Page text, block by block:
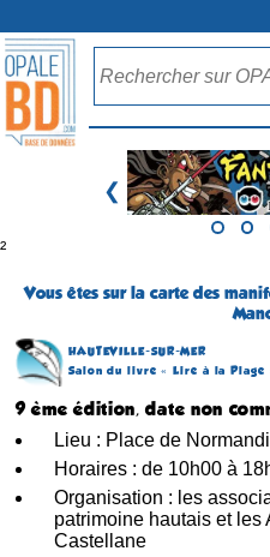
❮
²
Vous êtes sur la carte des
HAUTEVILLE-SUR-MER
Salon du livre « Lire à la Plage
9 ème édition, date non
Lieu : Place de
Horaires : de 10h00 à
Organisation : les
patrimoine hautais et les
Castellane